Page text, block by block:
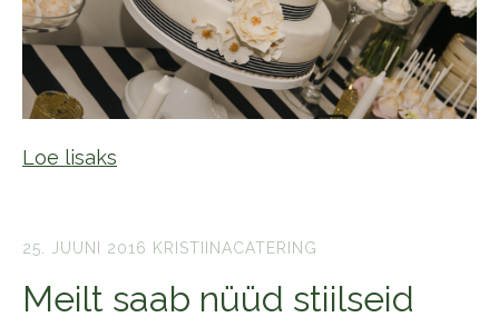
Loe lisaks
25. JUUNI 2016 KRISTIINACATERING
Meilt saab nüüd stiilseid